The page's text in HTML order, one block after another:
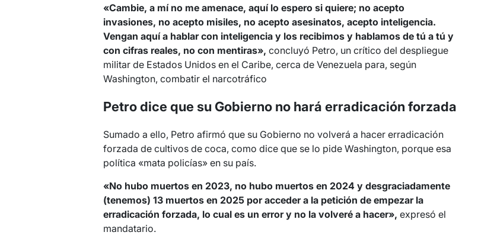
«Cambie, a mí no me amenace, aquí lo espero si quiere; no acepto
invasiones, no acepto misiles, no acepto asesinatos, acepto inteligencia.
Vengan aquí a hablar con inteligencia y los recibimos y hablamos de tú a tú y
con cifras reales, no con mentiras», concluyó Petro, un crítico del despliegue
militar de Estados Unidos en el Caribe, cerca de Venezuela para, según
Washington, combatir el narcotráfico
Petro dice que su Gobierno no hará erradicación forzada
Sumado a ello, Petro afirmó que su Gobierno no volverá a hacer erradicación
forzada de cultivos de coca, como dice que se lo pide Washington, porque esa
política «mata policías» en su país.
«No hubo muertos en 2023, no hubo muertos en 2024 y desgraciadamente
(tenemos) 13 muertos en 2025 por acceder a la petición de empezar la
erradicación forzada, lo cual es un error y no la volveré a hacer», expresó el
mandatario.